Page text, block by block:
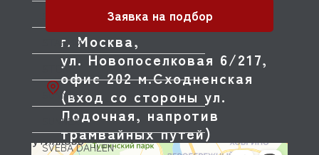
STARMIX
STONE
SUNMIX
SUNNEX
SVEBA DAHLEN
г. Москва,
ул. Новопоселковая 6/217,
офис 202 м.Сходненская
(вход со стороны ул.
Лодочная, напротив
трамвайных путей)
Заявка на подбор